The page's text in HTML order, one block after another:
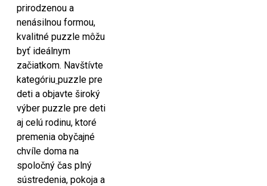
prirodzenou a
nenásilnou formou,
kvalitné puzzle môžu
byť ideálnym
začiatkom. Navštívte
kategóriu puzzle pre
deti a objavte široký
výber puzzle pre deti
aj celú rodinu, ktoré
premenia obyčajné
chvíle doma na
spoločný čas plný
sústredenia, pokoja a